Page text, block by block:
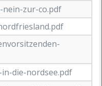
zur-co.pdf
die-nordsee.pdf